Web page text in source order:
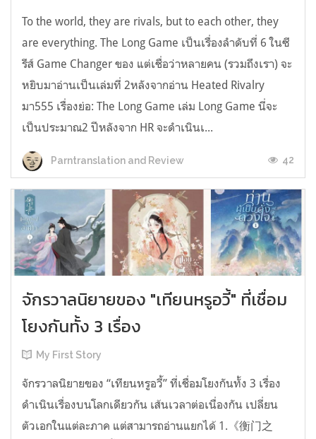
To the world, they are rivals, but to each other, they
are everything. The Long Game เป็นเรื่องลำดับที่ 6 ในซี
รีส์ Game Changer ของ แต่เชื่อว่าหลายคน (รวมถึงเรา) จะ
หยิบมาอ่านเป็นเล่มที่ 2หลังจากอ่าน Heated Rivalry
มา555 เรื่องย่อ: The Long Game เล่ม Long Game นี่จะ
เป็นประมาณ2 ปีหลังจาก HR จะดำเนินเ...
Parntranslation and Review 42
จักรวาลนิยายของ "เทียนหรูอวี้" ที่เชื่อม
โยงกันทั้ง 3 เรื่อง
My First Story
จักรวาลนิยายของ “เทียนหรูอวี้” ที่เชื่อมโยงกันทั้ง 3 เรื่อง
ดำเนินเรื่องบนโลกเดียวกัน เส้นเวลาต่อเนื่องกัน เปลี่ยน
ตัวเอกในแต่ละภาค แต่สามารถอ่านแยกได้ 1.《衡门之